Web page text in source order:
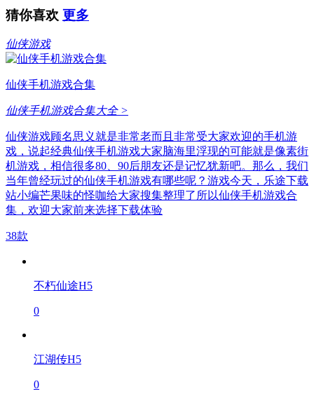
猜你喜欢 更多
仙侠游戏
仙侠手机游戏合集
仙侠手机游戏合集大全 >
仙侠游戏顾名思义就是非常老而且非常受大家欢迎的手机游
戏，说起经典仙侠手机游戏大家脑海里浮现的可能就是像素街
机游戏，相信很多80、90后朋友还是记忆犹新吧。那么，我们
当年曾经玩过的仙侠手机游戏有哪些呢？游戏今天，乐途下载
站小编芒果味的怪咖给大家搜集整理了所以仙侠手机游戏合
集，欢迎大家前来选择下载体验
38款
不朽仙途H5
0
江湖传H5
0